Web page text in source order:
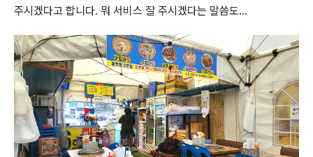
주시겠다고 합니다. 뭐 서비스 잘 주시겠다는 말씀도...